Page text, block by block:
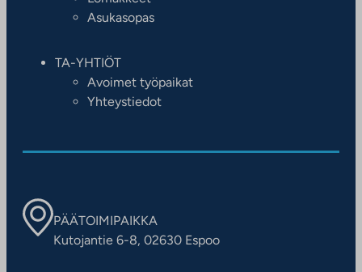
Asukasopas
TA-YHTIÖT
Avoimet työpaikat
Yhteystiedot
PÄÄTOIMIPAIKKA
Kutojantie 6-8, 02630 Espoo